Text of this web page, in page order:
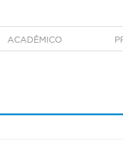
ACADÊMICO